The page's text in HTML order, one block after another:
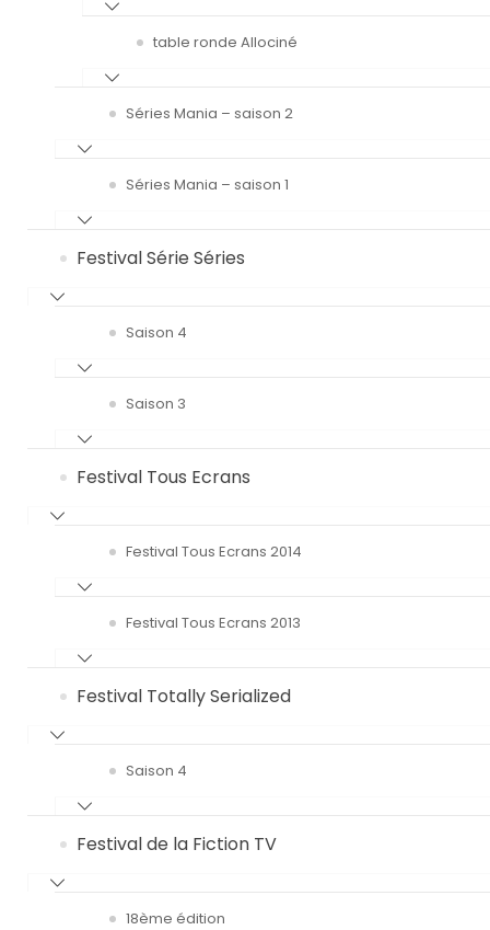
table ronde Allociné
Séries Mania – saison 2
Séries Mania – saison 1
Festival Série Séries
Saison 4
Saison 3
Festival Tous Ecrans
Festival Tous Ecrans 2014
Festival Tous Ecrans 2013
Festival Totally Serialized
Saison 4
Festival de la Fiction TV
18ème édition